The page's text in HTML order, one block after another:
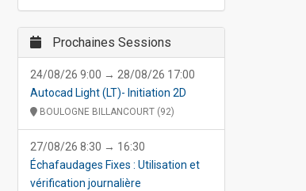
Prochaines Sessions
24/08/26 9:00 → 28/08/26 17:00
Autocad Light (LT)- Initiation 2D
BOULOGNE BILLANCOURT (92)
27/08/26 8:30 → 16:30
Échafaudages Fixes : Utilisation et
vérification journalière